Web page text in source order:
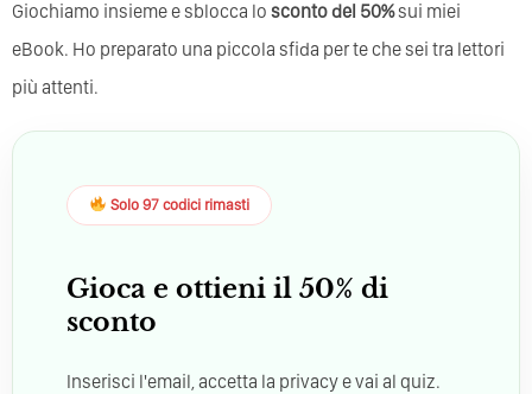
Giochiamo insieme e sblocca lo sconto del 50%sui miei
eBook. Ho preparato una piccola sfida per te che sei tra lettori
più attenti.
Solo 97 codici rimasti
Gioca e ottieni il 50% di
sconto
Inserisci l'email, accetta la privacy e vai al quiz.